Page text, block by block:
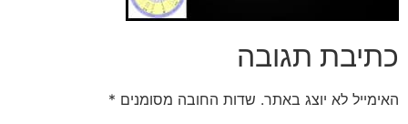
כתיבת תגובה
האימייל לא יוצג באתר. שדות החובה מסומנים *